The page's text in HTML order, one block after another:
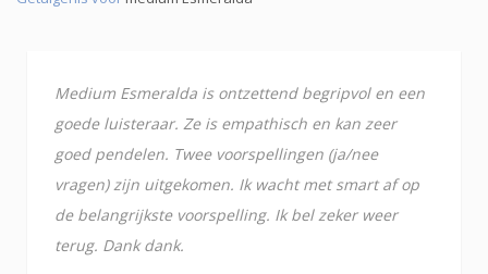
Medium Esmeralda is ontzettend begripvol en een
goede luisteraar. Ze is empathisch en kan zeer
goed pendelen. Twee voorspellingen (ja/nee
vragen) zijn uitgekomen. Ik wacht met smart af op
de belangrijkste voorspelling. Ik bel zeker weer
terug. Dank dank.